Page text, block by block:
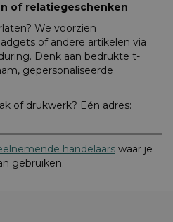
of relatiegeschenken
We voorzien
of andere artikelen via
Denk aan bedrukte t-
gepersonaliseerde
of drukwerk? Eén adres:
handelaars waar je
gebruiken.